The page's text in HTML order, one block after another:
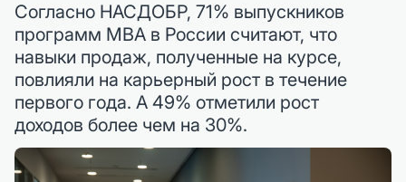
Согласно НАСДОБР, 71% выпускников
программ MBA в России считают, что
навыки продаж, полученные на курсе,
повлияли на карьерный рост в течение
первого года. А 49% отметили рост
доходов более чем на 30%.